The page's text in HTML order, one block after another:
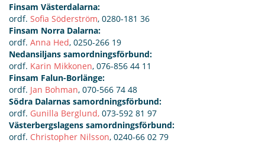
Finsam Västerdalarna:
ordf. Sofia Söderström, 0280-181 36
Finsam Norra Dalarna:
ordf. Anna Hed, 0250-266 19
Nedansiljans samordningsförbund:
ordf. Karin Mikkonen, 076-856 44 11
Finsam Falun-Borlänge:
ordf. Jan Bohman, 070-566 74 48
Södra Dalarnas samordningsförbund:
ordf. Gunilla Berglund, 073-592 81 97
Västerbergslagens samordningsförbund:
ordf. Christopher Nilsson, 0240-66 02 79